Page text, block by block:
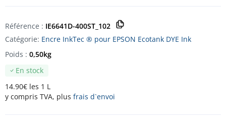
Référence : IE6641D-400ST_102
Catégorie: Encre InkTec ® pour EPSON Ecotank DYE Ink
En stock
14.90€ les 1 L
y compris TVA, plus frais d`envoi
Poids : 0,50kg